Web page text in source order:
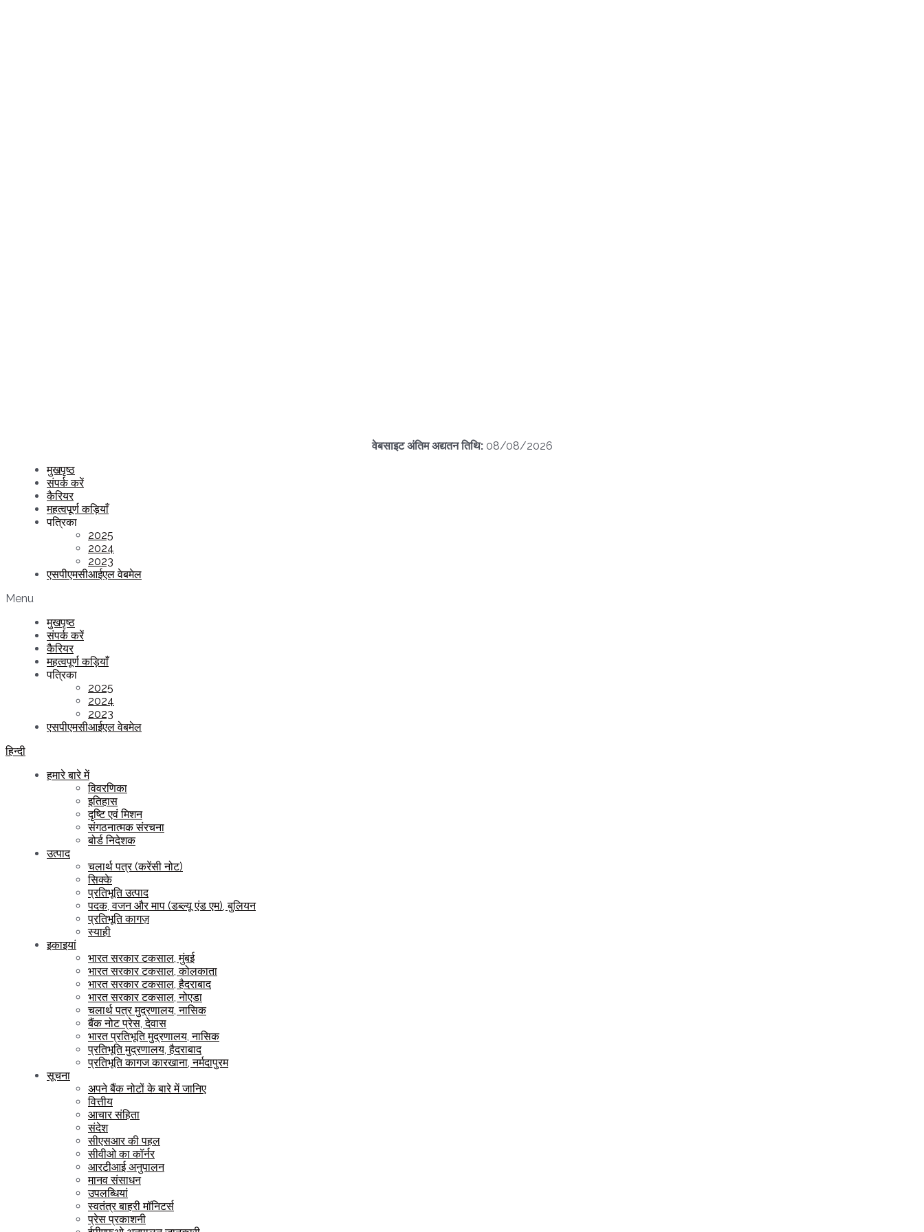
वेबसाइट अंतिम अद्यतन तिथि: 08/08/2026
मुखपृष्ठ
संपर्क करें
कैरियर
महत्वपूर्ण कड़ियाँ
पत्रिका
2025
2024
2023
एसपीएमसीआईएल वेबमेल
Menu
मुखपृष्ठ
संपर्क करें
कैरियर
महत्वपूर्ण कड़ियाँ
पत्रिका
2025
2024
2023
एसपीएमसीआईएल वेबमेल
हिन्दी
हमारे बारे में
विवरणिका
इतिहास
दृष्टि एवं मिशन
संगठनात्मक संरचना
बोर्ड निदेशक
उत्पाद
चलार्थ पत्र (करेंसी नोट)
सिक्के
प्रतिभूति उत्पाद
पदक, वजन और माप (डब्ल्यू एंड एम), बुलियन
प्रतिभूति कागज़
स्याही
इकाइयां
भारत सरकार टकसाल, मुंबई
भारत सरकार टकसाल, कोलकाता
भारत सरकार टकसाल, हैदराबाद
भारत सरकार टकसाल, नोएडा
चलार्थ पत्र मुद्रणालय, नासिक
बैंक नोट प्रेस, देवास
भारत प्रतिभूति मुद्रणालय, नासिक
प्रतिभूति मुद्रणालय, हैदराबाद
प्रतिभूति कागज कारखाना, नर्मदापुरम
सूचना
अपने बैंक नोटों के बारे में जानिए
वित्तीय
आचार संहिता
संदेश
सीएसआर की पहल
सीवीओ का कॉर्नर
आरटीआई अनुपालन
मानव संसाधन
उपलब्धियां
स्वतंत्र बाहरी मॉनिटर्स
प्रेस प्रकाशनी